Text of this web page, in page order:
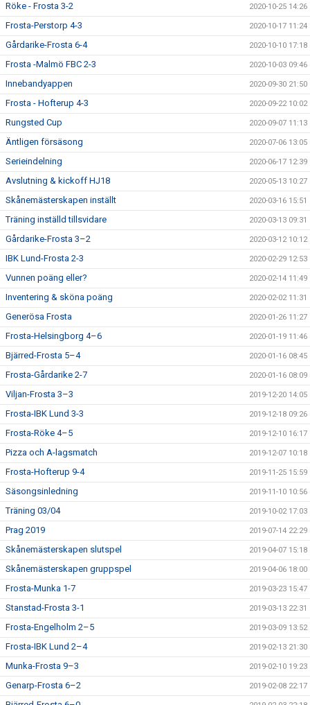
Röke - Frosta 3-2 2020-10-25 14:26
Frosta-Perstorp 4-3 2020-10-17 11:24
Gårdarike-Frosta 6-4 2020-10-10 17:18
Frosta -Malmö FBC 2-3 2020-10-03 09:46
Innebandyappen 2020-09-30 21:50
Frosta - Hofterup 4-3 2020-09-22 10:02
Rungsted Cup 2020-09-07 11:13
Äntligen försäsong 2020-07-06 13:05
Serieindelning 2020-06-17 12:39
Avslutning & kickoff HJ18 2020-05-13 10:27
Skånemästerskapen inställt 2020-03-16 15:51
Träning inställd tillsvidare 2020-03-13 09:31
Gårdarike-Frosta 3–2 2020-03-12 10:12
IBK Lund-Frosta 2-3 2020-02-29 12:53
Vunnen poäng eller? 2020-02-14 11:49
Inventering & sköna poäng 2020-02-02 11:31
Generösa Frosta 2020-01-26 11:27
Frosta-Helsingborg 4–6 2020-01-19 11:46
Bjärred-Frosta 5–4 2020-01-16 08:45
Frosta-Gårdarike 2-7 2020-01-16 08:09
Viljan-Frosta 3–3 2019-12-20 14:05
Frosta-IBK Lund 3-3 2019-12-18 09:26
Frosta-Röke 4–5 2019-12-10 16:17
Pizza och A-lagsmatch 2019-12-07 10:18
Frosta-Hofterup 9-4 2019-11-25 15:59
Säsongsinledning 2019-11-10 10:56
Träning 03/04 2019-10-02 17:03
Prag 2019 2019-07-14 22:29
Skånemästerskapen slutspel 2019-04-07 15:18
Skånemästerskapen gruppspel 2019-04-06 18:00
Frosta-Munka 1-7 2019-03-23 15:47
Stanstad-Frosta 3-1 2019-03-13 22:31
Frosta-Engelholm 2–5 2019-03-09 13:52
Frosta-IBK Lund 2–4 2019-02-13 21:30
Munka-Frosta 9–3 2019-02-10 19:23
Genarp-Frosta 6–2 2019-02-08 22:17